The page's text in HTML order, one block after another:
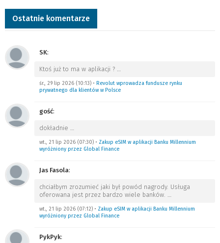
Ostatnie komentarze
SK:
Ktoś już to ma w aplikacji ? …
śr., 29 lip 2026 (10:13) • Revolut wprowadza fundusze rynku
prywatnego dla klientów w Polsce
gość:
dokładnie …
wt., 21 lip 2026 (07:30) • Zakup eSIM w aplikacji Banku Millennium
wyróżniony przez Global Finance
Jas Fasola:
chciałbym zrozumieć jaki był powód nagrody. Usługa
oferowana jest przez bardzo wiele banków. …
wt., 21 lip 2026 (07:12) • Zakup eSIM w aplikacji Banku Millennium
wyróżniony przez Global Finance
PykPyk: